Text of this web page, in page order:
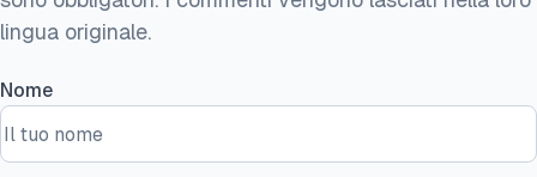
lingua originale.
Nome